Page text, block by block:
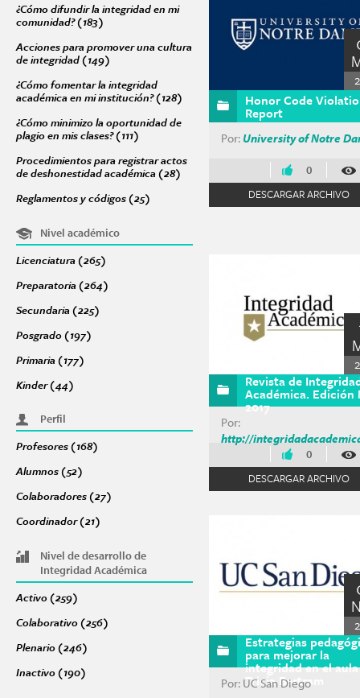
¿Cómo difundir la integridad en mi
comunidad? (183) Apply ¿Cómo difundir la integridad en mi
Acciones para promover una cultura
de integridad (149) Apply Acciones para promover una cultura de
¿Cómo fomentar la integridad
académica en mi institución? (128) Apply ¿Cómo fomentar la
¿Cómo minimizo la oportunidad de
plagio en mis clases? (111) Apply ¿Cómo minimizo la oportunidad de
Procedimientos para registrar actos
de deshonestidad académica (28) Apply Procedimientos para
Reglamentos y códigos (25) Apply Reglamentos y códigos filter
Nivel académico
Licenciatura (265)
Preparatoria (264)
Secundaria (225)
Posgrado (197)
Primaria (177)
Kinder (44)
Perfil
Profesores (168)
Alumnos (52)
Colaboradores (27) Apply Colaboradores filter
Coordinador (21)
Nivel de desarrollo de
Integridad Académica
Activo (259)
Colaborativo (256)
Plenario (246)
Inactivo (190)
Honor Code
Report
Por: University of Notre
0
DESCARGAR ARCHIVO
Revista de
Académica. Edición
2017
Por:
http://
0
DESCARGAR ARCHIVO
Estrategias
para mejorar la
integridad en el
Tricia Bertram
Por: UC San Diego